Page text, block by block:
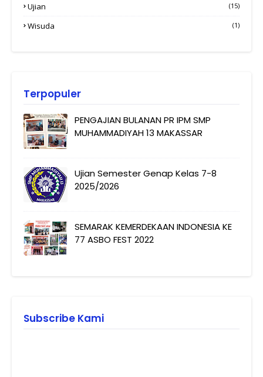
Ujian (15)
Wisuda (1)
Terpopuler
PENGAJIAN BULANAN PR IPM SMP
MUHAMMADIYAH 13 MAKASSAR
Ujian Semester Genap Kelas 7-8
2025/2026
SEMARAK KEMERDEKAAN INDONESIA KE
77 ASBO FEST 2022
Subscribe Kami